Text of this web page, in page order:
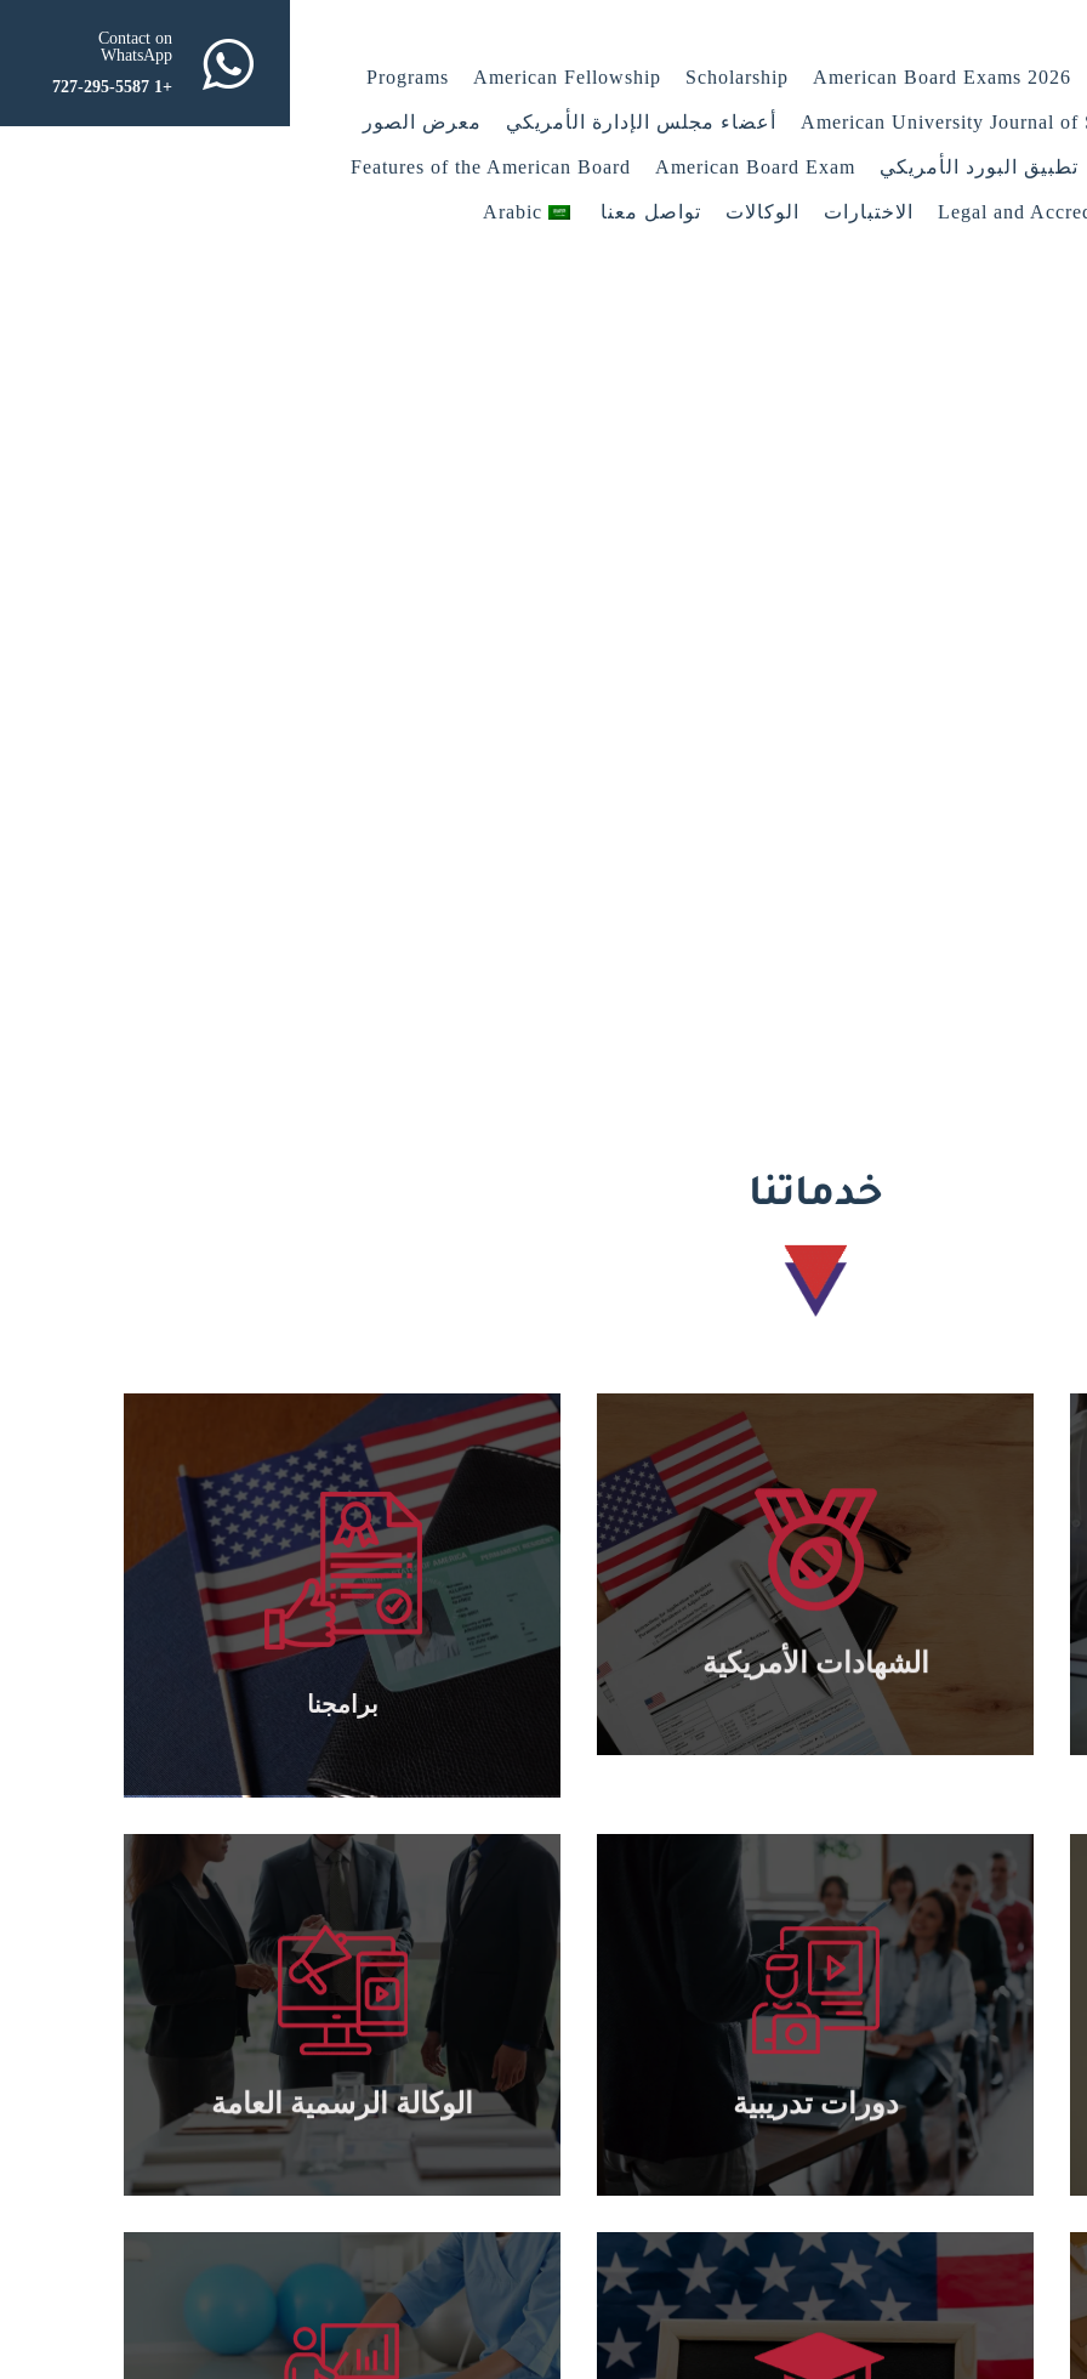
American Board Exams 2026
Scholarship
American Fellowship
Programs
American University Journal of أعضاء مجلس الإدارة الأمريكي معرض الصور
تطبيق البورد الأمريكي American Board Exam
Features of the American Board
Legal and الاختبارات الوكالات تواصل معنا Arabic
Contact on
WhatsApp
+1 727-295-5587
خدماتنا
الشهادات الأمريكية
الشهادات الأمريكية
منح شهادات أمريكية دولية وكود دولي
للدورات المختلفة....
يتعلم أكثر
برامجنا
برامجنا
منح الاعتماد الأمريكي الدولي للمؤسسات
والأفراد لكافة التخصصات
يتعلم أكثر
دورات تدريبية
دورات تدريبية
عقد الدورات التدريبية : القيادة – الإدارة –
يتعلم أكثر
الوكالة الرسمية العامة
وكالة رسمية عامة
منح توكيل رسمي عام و خاص لمن يرغب
بالتعاون.
يتعلم أكثر
يتعلم أكثر يتعلم أكثر